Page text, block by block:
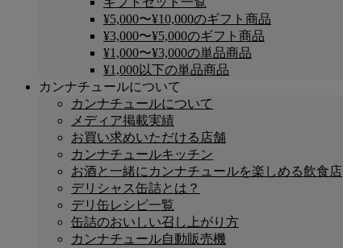
¥5,000〜¥10,000のギフト商品
¥3,000〜¥5,000のギフト商品
¥1,000〜¥3,000の単品商品
¥1,000以下の単品商品
カンナチュールについて
カンナチュールについて
メディア掲載実績
お買い求めいただける店舗
カンナチュールキッチン
お酒と一緒にカンナチュールを楽しめる飲食店
デリシャス缶詰とは？
デリ缶レシピ一覧
缶詰のおいしい召し上がり方
カンナチュール自動販売機